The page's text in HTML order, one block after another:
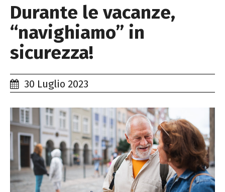
Durante le vacanze,
“navighiamo” in
sicurezza!
30 Luglio 2023